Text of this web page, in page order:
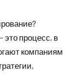
это процесс, в
компаниям